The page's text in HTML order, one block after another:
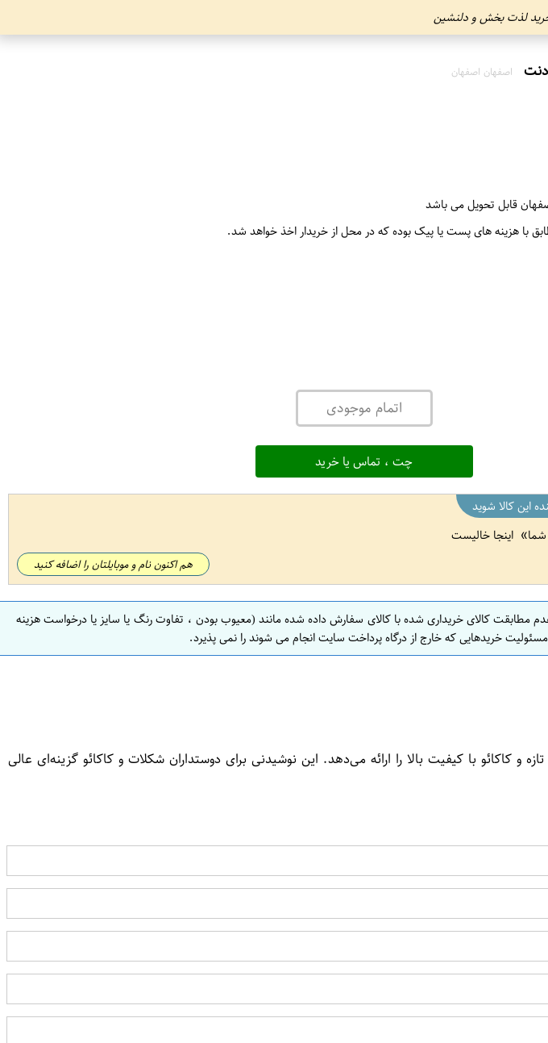
خرید لذت بخش و دلنشین
اصفهان اصفهان
قابل تحویل می باشد
با هزینه های پست یا پیک بوده که در محل از خریدار اخذ خواهد شد.
اتمام موجودی
چت ، تماس یا خرید
این کالا شوید
شما اینجا خالیست
هم اکنون نام و موبایلتان را اضافه کنید
مطابقت کالای خریداری شده با کالای سفارش داده شده مانند (معیوب بودن ، تفاوت رنگ یا سایز یا درخواست هزینه
خریدهایی که خارج از درگاه پرداخت سایت انجام می شوند را نمی پذیرد.
شیر تازه و کاکائو با کیفیت بالا را ارائه می‌دهد. این نوشیدنی برای دوستداران شکلات و کاکائو گزینه‌ای عالی